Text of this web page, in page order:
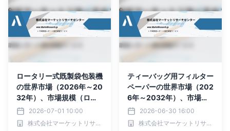
ロータリー式既製袋包装機
の世界市場（2026年～20
32年）、市場規模（ロー
ルフィルム製袋ロータリー
包装機、既製袋脱袋ロータ
2026-07-01 10:00
株式会社マーケットリサーチセンター
ティーバッグ用フィルター
ペーパーの世界市場（202
6年～2032年）、市場規
模（ヒートシールタイプ、
非ヒートシールタイプ）・
2026-06-30 16:00
株式会社マーケットリサーチセンター